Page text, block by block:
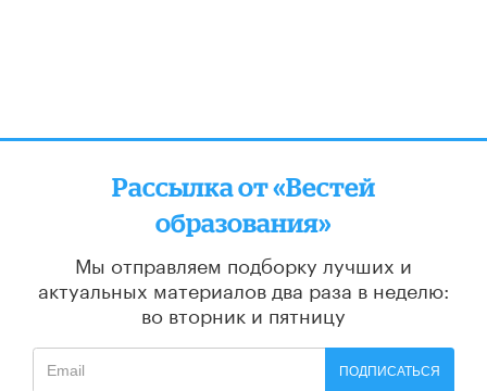
Рассылка от «Вестей
образования»
Мы отправляем подборку лучших и
актуальных материалов два раза в неделю:
во вторник и пятницу
ПОДПИСАТЬСЯ